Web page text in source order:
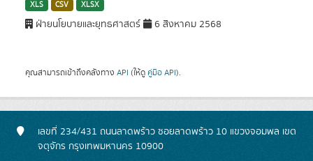
XLS CSV XLSX
ฝ่ายนโยบายและยุทธศาสตร์ 6 สิงหาคม 2568
คุณสามารถเข้าถึงคลังทาง API (ให้ดู คู่มือ API).
เลขที่ 234/431 ถนนลาดพร้าว ซอยลาดพร้าว 10 แขวงจอมพล เขต
จตุจักร กรุงเทพมหานคร 10900